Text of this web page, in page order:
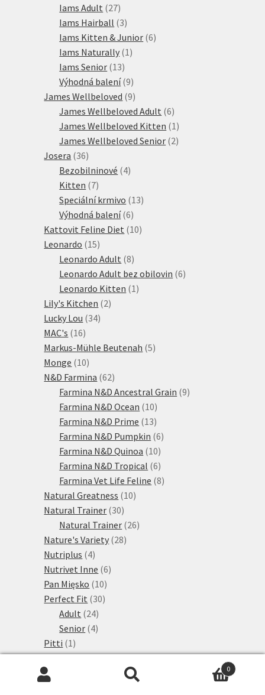
produktů
Iams Adult 2727
produktů
Iams Hairball 33
produkty
Iams Kitten & Junior 66
Iams Naturally 1 1
Iams Senior 1313
produktů
Výhodná balení 99
produktů
James Wellbeloved 99
produktů
James Wellbeloved Adult 66
produktů
James Wellbeloved Kitten 1 1
produkt
James Wellbeloved Senior 22
Josera 3636
produktů
Bezobilninové 44
Kitten 77
produktů
Speciální krmivo 1313
Výhodná balení 66
produktů
Kattovit Feline Diet 1010
Leonardo 1515
produktů
Leonardo Adult 88
produktů
Leonardo Adult bez obilovin 66
Leonardo Kitten 1 1
Lily's Kitchen 22
Lucky Lou 3434
MAC's 1616
produktů
Markus-Mühle Beutenah 55
Monge 1010
produktů
N&D Farmina 6262
produktů
Farmina N&D Ancestral Grain 99
Farmina N&D Ocean 1010
produktů
Farmina N&D Prime 1313
produktů
Farmina N&D Pumpkin 66
Farmina N&D Quinoa 1010
produktů
Farmina N&D Tropical 66
produktů
Farmina Vet Life Feline 88
Natural Greatness 1010
Natural Trainer 3030
produktů
Natural Trainer 2626
Nature's Variety 2828
Nutriplus 44
produkty
Nutrivet Inne 66
Pan Mięsko 1010
produktů
Perfect Fit 3030
Adult 2424
produktů
Senior 44
Pitti 1 1
produkt
Porta 21 1919
produktů
1313
0